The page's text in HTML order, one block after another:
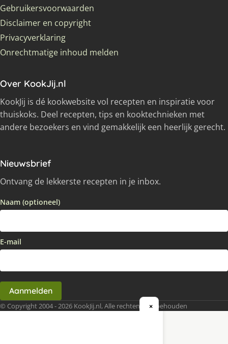
Gebruikersvoorwaarden
Disclaimer en copyright
Privacyverklaring
Onrechtmatige inhoud melden
Over KookJij.nl
KookJij is dé kookwebsite vol recepten en inspiratie voor
thuiskoks. Deel recepten, tips en kooktechnieken met
andere bezoekers en vind gemakkelijk een heerlijk gerecht.
Nieuwsbrief
Ontvang de lekkerste recepten in je inbox.
Naam (optioneel)
E-mail
Aanmelden
© Copyright 2004 - 2026 KookJij.nl, Alle rechten voorbehouden
×